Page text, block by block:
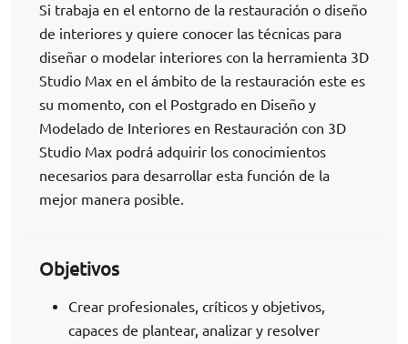
Si trabaja en el entorno de la restauración o diseño
de interiores y quiere conocer las técnicas para
diseñar o modelar interiores con la herramienta 3D
Studio Max en el ámbito de la restauración este es
su momento, con el Postgrado en Diseño y
Modelado de Interiores en Restauración con 3D
Studio Max podrá adquirir los conocimientos
necesarios para desarrollar esta función de la
mejor manera posible.
Objetivos
Crear profesionales, críticos y objetivos,
capaces de plantear, analizar y resolver